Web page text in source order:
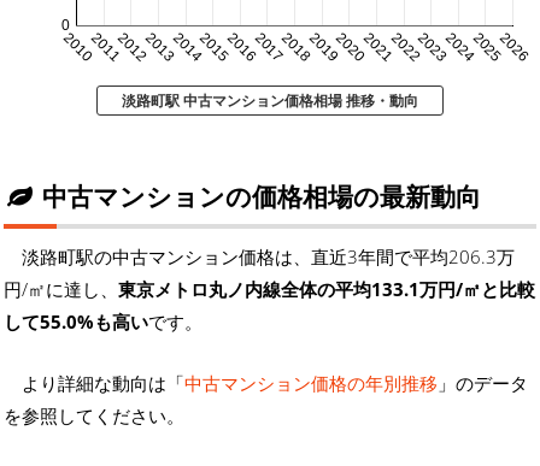
20102011201220132014201520162017201820192020202120222023202420252026
0
淡路町駅 中古マンション価格相場 推移・動向
中古マンションの価格相場の最新動向
淡路町駅の中古マンション価格は、直近3年間で平均206.3万
円/㎡に達し、 東京メトロ丸ノ内線全体の平均133.1万円/㎡と比較
して55.0%も高いです。
より詳細な動向は「中古マンション価格の年別推移 」のデータ
を参照してください。